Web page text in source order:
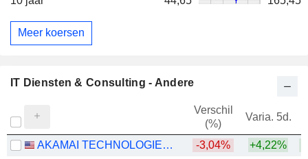
Meer koersen
IT Diensten & Consulting - Andere
Verschil
(%)
Varia. 5d.
AKAMAI TECHNOLOGIES, INC. -3,04% +4,22%